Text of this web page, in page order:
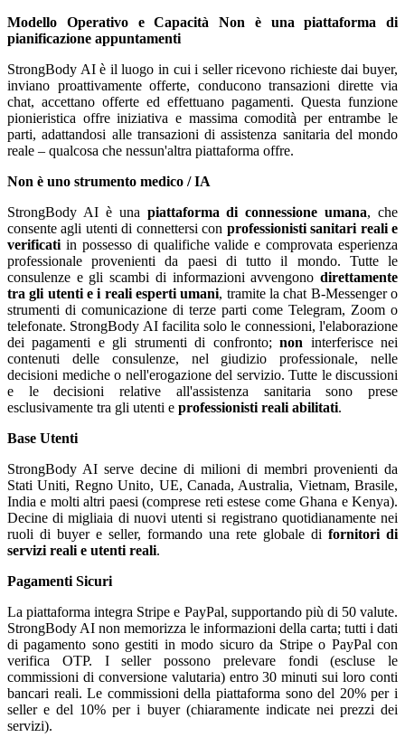
Modello Operativo e Capacità
Non è una piattaforma di
pianificazione appuntamenti
StrongBody AI è il luogo in cui i seller ricevono richieste dai buyer,
inviano proattivamente offerte, conducono transazioni dirette via
chat, accettano offerte ed effettuano pagamenti. Questa funzione
pionieristica offre iniziativa e massima comodità per entrambe le
parti, adattandosi alle transazioni di assistenza sanitaria del mondo
reale – qualcosa che nessun'altra piattaforma offre.
Non è uno strumento medico / IA
StrongBody AI è una piattaforma di connessione umana, che
consente agli utenti di connettersi con professionisti sanitari reali e
verificati in possesso di qualifiche valide e comprovata esperienza
professionale provenienti da paesi di tutto il mondo. Tutte le
consulenze e gli scambi di informazioni avvengono direttamente
tra gli utenti e i reali esperti umani, tramite la chat B-Messenger o
strumenti di comunicazione di terze parti come Telegram, Zoom o
telefonate. StrongBody AI facilita solo le connessioni, l'elaborazione
dei pagamenti e gli strumenti di confronto;non interferisce nei
contenuti delle consulenze, nel giudizio professionale, nelle
decisioni mediche o nell'erogazione del servizio. Tutte le discussioni
e le decisioni relative all'assistenza sanitaria sono prese
esclusivamente tra gli utenti e professionisti reali abilitati.
Base Utenti
StrongBody AI serve decine di milioni di membri provenienti da
Stati Uniti, Regno Unito, UE, Canada, Australia, Vietnam, Brasile,
India e molti altri paesi (comprese reti estese come Ghana e Kenya).
Decine di migliaia di nuovi utenti si registrano quotidianamente nei
ruoli di buyer e seller, formando una rete globale di fornitori di
servizi reali e utenti reali.
Pagamenti Sicuri
La piattaforma integra Stripe e PayPal, supportando più di 50 valute.
StrongBody AI non memorizza le informazioni della carta; tutti i dati
di pagamento sono gestiti in modo sicuro da Stripe o PayPal con
verifica OTP. I seller possono prelevare fondi (escluse le
commissioni di conversione valutaria) entro 30 minuti sui loro conti
bancari reali. Le commissioni della piattaforma sono del 20% per i
seller e del 10% per i buyer (chiaramente indicate nei prezzi dei
servizi).